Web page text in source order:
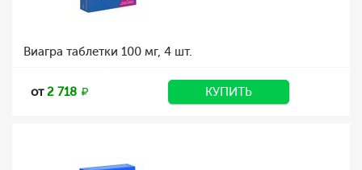
Виагра таблетки 100 мг, 4 шт.
от2 718 КУПИТЬ